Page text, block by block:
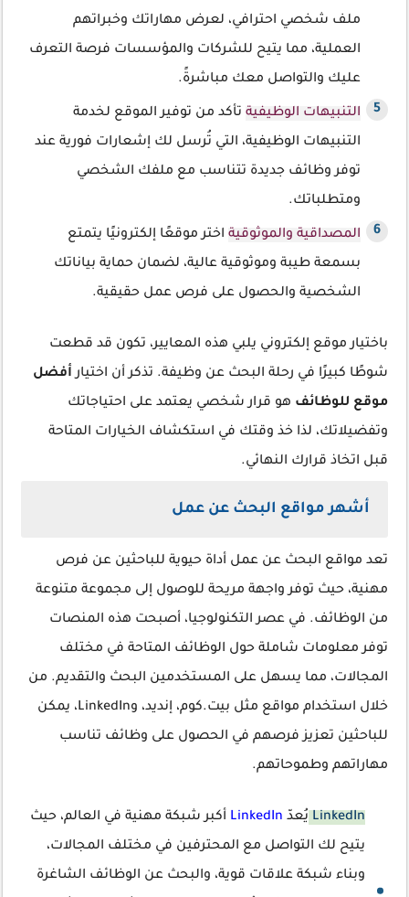
ملف شخصي احترافي، لعرض مهاراتك وخبراتهم
العملية، مما يتيح للشركات والمؤسسات فرصة التعرف
عليك والتواصل معك مباشرةً.
التنبيهات الوظيفية تأكد من توفير الموقع لخدمة
التنبيهات الوظيفية، التي تُرسل لك إشعارات فورية عند
توفر وظائف جديدة تتناسب مع ملفك الشخصي
ومتطلباتك.
المصداقية والموثوقية اختر موقعًا إلكترونيًا يتمتع
بسمعة طيبة وموثوقية عالية، لضمان حماية بياناتك
الشخصية والحصول على فرص عمل حقيقية.
باختيار موقع إلكتروني يلبي هذه المعايير، تكون قد قطعت
شوطًا كبيرًا في رحلة البحث عن وظيفة. تذكر أن اختيارأفضل
موقع للوظائف هو قرار شخصي يعتمد على احتياجاتك
وتفضيلاتك، لذا خذ وقتك في استكشاف الخيارات المتاحة
قبل اتخاذ قرارك النهائي.
أشهر مواقع البحث عن عمل
تعد مواقع البحث عن عمل أداة حيوية للباحثين عن فرص
مهنية، حيث توفر واجهة مريحة للوصول إلى مجموعة متنوعة
من الوظائف. في عصر التكنولوجيا، أصبحت هذه المنصات
توفر معلومات شاملة حول الوظائف المتاحة في مختلف
المجالات، مما يسهل على المستخدمين البحث والتقديم. من
خلال استخدام مواقع مثل بيت.كوم، إنديد، وLinkedIn، يمكن
للباحثين تعزيز فرصهم في الحصول على وظائف تناسب
مهاراتهم وطموحاتهم.
LinkedIn يُعدّ LinkedIn أكبر شبكة مهنية في العالم، حيث
يتيح لك التواصل مع المحترفين في مختلف المجالات،
وبناء شبكة علاقات قوية، والبحث عن الوظائف الشاغرة